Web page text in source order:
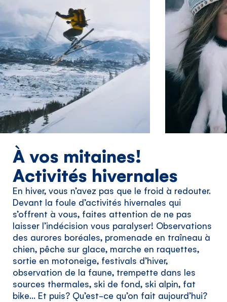
À vos mitaines!
Activités hivernales
En hiver, vous n’avez pas que le froid à redouter.
Devant la foule d’activités hivernales qui
s’offrent à vous, faites attention de ne pas
laisser l’indécision vous paralyser! Observations
des aurores boréales, promenade en traîneau à
chien, pêche sur glace, marche en raquettes,
sortie en motoneige, festivals d’hiver,
observation de la faune, trempette dans les
sources thermales, ski de fond, ski alpin, fat
bike… Et puis? Qu’est-ce qu’on fait aujourd’hui?